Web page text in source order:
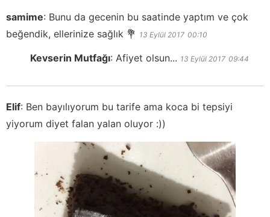
samime: Bunu da gecenin bu saatinde yaptım ve çok
beğendik, ellerinize sağlık 💐 13 Eylül 2017 00:10
Kevserin Mutfağı: Afiyet olsun... 13 Eylül 2017 09:44
Elif: Ben bayılıyorum bu tarife ama koca bi tepsiyi
yiyorum diyet falan yalan oluyor :))